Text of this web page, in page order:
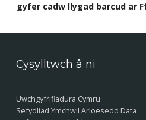
gyfer cadw llygad barcud ar
Cysylltwch â ni
Uwchgyfrifiadura Cymru
Sefydliad Ymchwil Arloesedd Data